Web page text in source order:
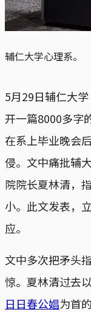
辅仁大学心理系。
5月29日辅仁大
开一篇8000多字
在系上毕业晚会
侵。文中痛批辅
院院长夏林清，
小。此文发表，
应。
文中多次把矛头
惊。夏林清过去
日日春公娼为首